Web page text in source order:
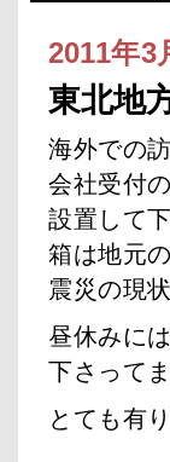
2011年3
東北地
海外での
会社受付
設置して
箱は地元
震災の現
昼休みに
下さってま
とても有